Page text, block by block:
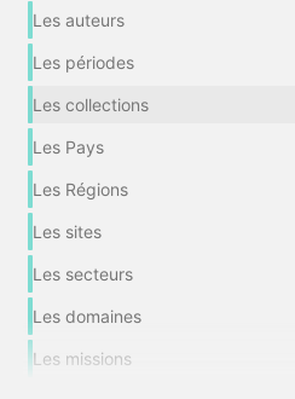
Les auteurs
Les périodes
Les collections
Les Pays
Les Régions
Les sites
Les secteurs
Les domaines
Les missions